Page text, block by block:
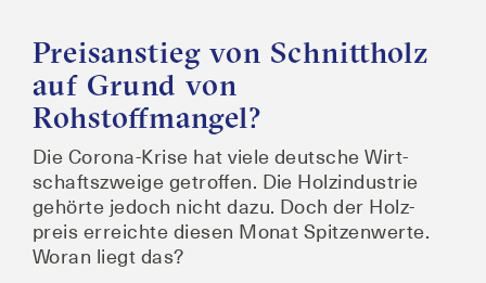
Preisanstieg von Schnittholz
auf Grund von
Rohstoffmangel?
Die Coro­na-Kri­se hat vie­le deut­sche Wirt­
schafts­zwei­ge getrof­fen. Die Holz­in­dus­trie
gehör­te jedoch nicht dazu. Doch der Holz­
preis erreich­te die­sen Monat Spit­zen­wer­te.
Wor­an liegt das?